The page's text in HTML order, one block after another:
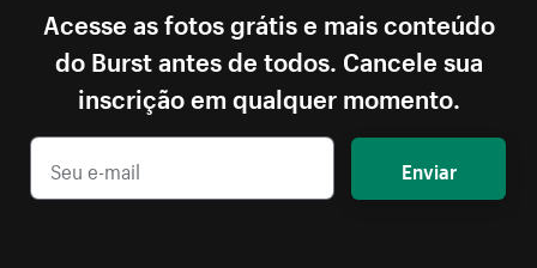
Acesse as fotos grátis e mais conteúdo
do Burst antes de todos. Cancele sua
inscrição em qualquer momento.
Enviar